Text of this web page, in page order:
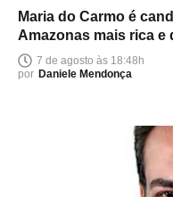
Maria do Carmo é
Amazonas mais rica e
milhões
7 de agosto às 18:48h
por Daniele Mendonça